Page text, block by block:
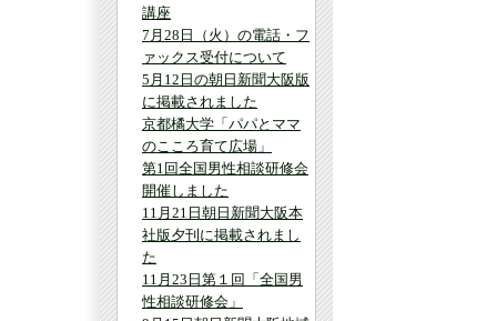
講座
7月28日（火）の電話・フ
ァックス受付について
5月12日の朝日新聞大阪版
に掲載されました
京都橘大学「パパとママ
のこころ育て広場」
第1回全国男性相談研修会
開催しました
11月21日朝日新聞大阪本
社版夕刊に掲載されまし
た
11月23日第１回「全国男
性相談研修会」